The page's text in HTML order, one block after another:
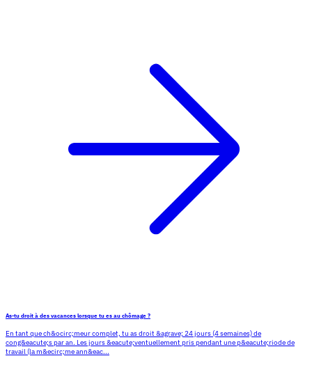
As-tu droit à des vacances lorsque tu es au chômage ?
En tant que ch&ocirc;meur complet, tu as droit &agrave; 24 jours (4 semaines) de
cong&eacute;s par an. Les jours &eacute;ventuellement pris pendant une p&eacute;riode de
travail (la m&ecirc;me ann&eac...